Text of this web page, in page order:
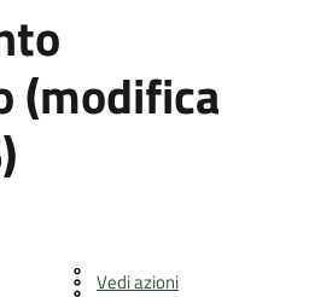
(modifica
Vedi azioni